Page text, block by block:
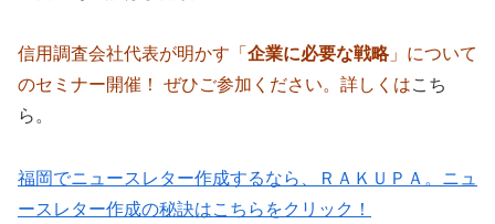
信用調査会社代表が明かす「 企業に必要な戦略」について
のセミナー開催！ ぜひご参加ください。詳しくはこち
ら。
福岡でニュースレター作成するなら、ＲＡＫＵＰＡ。ニュ
ースレター作成の秘訣はこちらをクリック！